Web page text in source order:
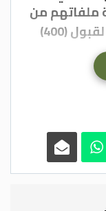
ملفاتهم من
قبل الجامعات الهنغارية تمهيداً لقبول (400)
بين حكومة